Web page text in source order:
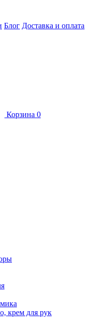
Блог Доставка и оплата
Корзина 0
крем для рук